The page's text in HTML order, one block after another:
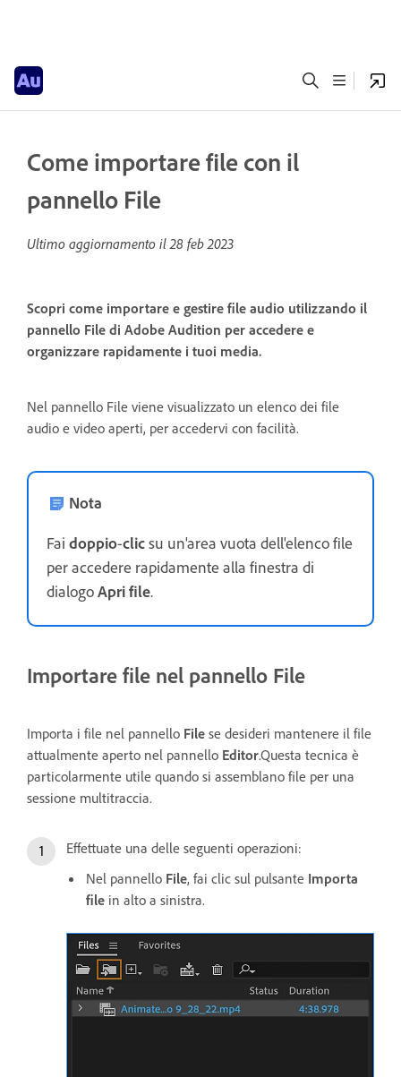
Come importare file con il
pannello File
Ultimo aggiornamento il28 feb 2023
Scopri come importare e gestire file audio utilizzando il
pannello File di Adobe Audition per accedere e
organizzare rapidamente i tuoi media.
Nel pannello File viene visualizzato un elenco dei file
audio e video aperti, per accedervi con facilità.
Nota
Fai doppio-clicsu un'area vuota dell'elenco file
per accedere rapidamente alla finestra di
dialogoApri file.
Importare file nel pannello File
Importa i file nel pannello File se desideri mantenere il file
attualmente aperto nel pannello Editor.Questa tecnica è
particolarmente utile quando si assemblano file per una
sessione multitraccia.
Effettuate una delle seguenti operazioni:
Nel pannello File, fai clic sul pulsante Importa
file in alto a sinistra.